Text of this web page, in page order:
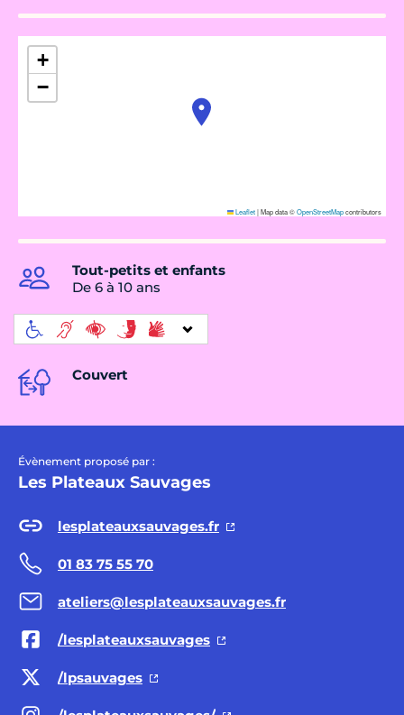
+
−
Leaflet|Map data ©OpenStreetMapcontributors
Tout-petits et enfants
De 6 à 10 ans
Couvert
Évènement proposé par :
Les Plateaux Sauvages
lesplateauxsauvages.fr
01 83 75 55 70
ateliers@lesplateauxsauvages.fr
/lesplateauxsauvages
/lpsauvages